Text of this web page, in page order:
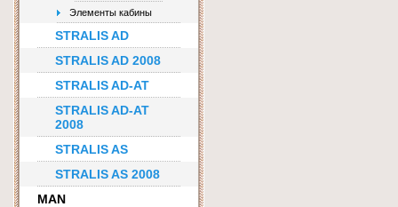
Элементы кабины
STRALIS AD
STRALIS AD 2008
STRALIS AD-AT
STRALIS AD-AT
2008
STRALIS AS
STRALIS AS 2008
MAN